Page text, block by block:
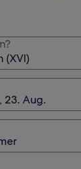
(XVI)
23. Aug.